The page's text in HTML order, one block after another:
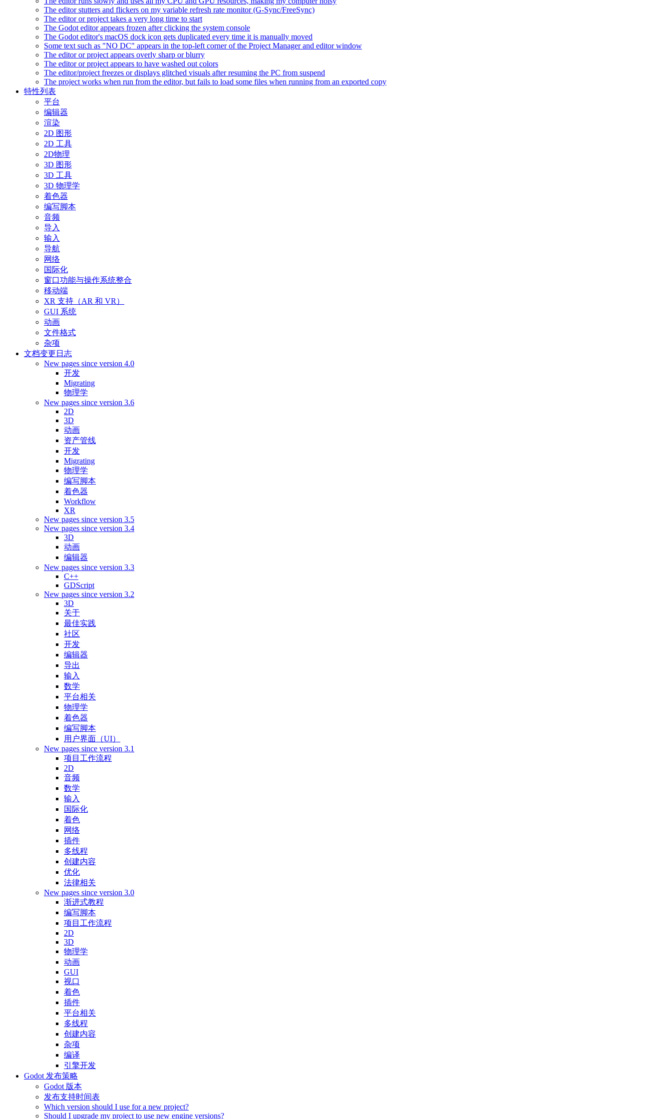
The editor stutters and flickers on my variable refresh rate monitor (G-Sync/FreeSync)
The editor or project takes a very long time to start
The Godot editor appears frozen after clicking the system console
The Godot editor's macOS dock icon gets duplicated every time it is manually moved
Some text such as "NO DC" appears in the top-left corner of the Project Manager and editor window
The editor or project appears overly sharp or blurry
The editor or project appears to have washed out colors
The editor/project freezes or displays glitched visuals after resuming the PC from suspend
The project works when run from the editor, but fails to load some files when running from an exported copy
特性列表
平台
编辑器
渲染
2D 图形
2D 工具
2D物理
3D 图形
3D 工具
3D 物理学
着色器
编写脚本
音频
导入
输入
导航
网络
国际化
窗口功能与操作系统整合
移动端
XR 支持（AR 和 VR）
GUI 系统
动画
文件格式
杂项
文档变更日志
New pages since version 4.0
开发
Migrating
物理学
New pages since version 3.6
2D
3D
动画
资产管线
开发
Migrating
物理学
编写脚本
着色器
Workflow
XR
New pages since version 3.5
New pages since version 3.4
3D
动画
编辑器
New pages since version 3.3
C++
GDScript
New pages since version 3.2
3D
关于
最佳实践
社区
开发
编辑器
导出
输入
数学
平台相关
物理学
着色器
编写脚本
用户界面（UI）
New pages since version 3.1
项目工作流程
2D
音频
数学
输入
国际化
着色
网络
插件
多线程
创建内容
优化
法律相关
New pages since version 3.0
渐进式教程
编写脚本
项目工作流程
2D
3D
物理学
动画
GUI
视口
着色
插件
平台相关
多线程
创建内容
杂项
编译
引擎开发
Godot 发布策略
Godot 版本
发布支持时间表
Which version should I use for a new project?
Should I upgrade my project to use new engine versions?